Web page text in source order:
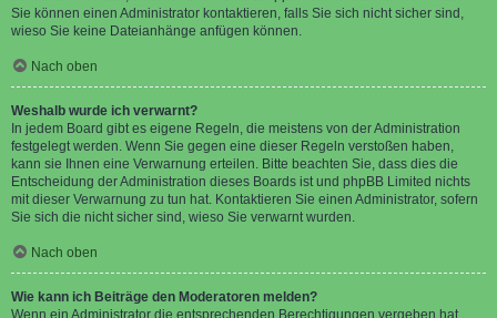
Sie können einen Administrator kontaktieren, falls Sie sich nicht sicher sind,
wieso Sie keine Dateianhänge anfügen können.
Nach oben
Weshalb wurde ich verwarnt?
In jedem Board gibt es eigene Regeln, die meistens von der Administration
festgelegt werden. Wenn Sie gegen eine dieser Regeln verstoßen haben,
kann sie Ihnen eine Verwarnung erteilen. Bitte beachten Sie, dass dies die
Entscheidung der Administration dieses Boards ist und phpBB Limited nichts
mit dieser Verwarnung zu tun hat. Kontaktieren Sie einen Administrator, sofern
Sie sich die nicht sicher sind, wieso Sie verwarnt wurden.
Nach oben
Wie kann ich Beiträge den Moderatoren melden?
Wenn ein Administrator die entsprechenden Berechtigungen vergeben hat,